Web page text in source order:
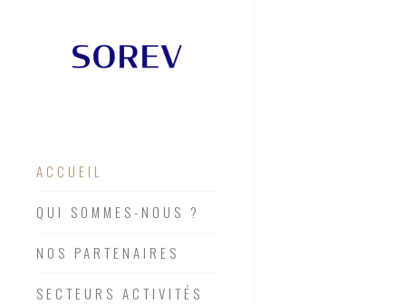
ACCUEIL
QUI SOMMES-NOUS ?
NOS PARTENAIRES
SECTEURS ACTIVITÉS